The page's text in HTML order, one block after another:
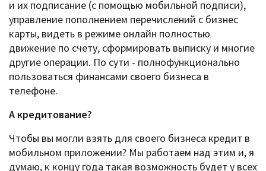
и их подписание (с помощью мобильной подписи),
управление пополнением перечислений с бизнес
карты, видеть в режиме онлайн полностью
движение по счету, сформировать выписку и многие
другие операции. По сути - полнофункционально
пользоваться финансами своего бизнеса в
телефоне.
А кредитование?
Чтобы вы могли взять для своего бизнеса кредит в
мобильном приложении? Мы работаем над этим и, я
думаю, к концу года такая возможность будет у всех